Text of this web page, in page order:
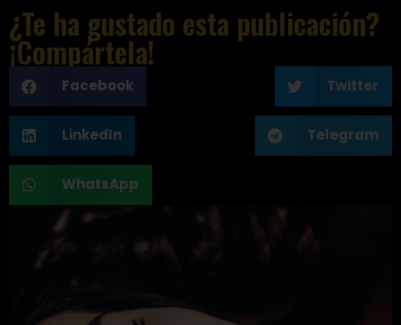
¿Te ha gustado esta publicación?
¡Compártela!
Facebook Twitter
LinkedIn Telegram
WhatsApp